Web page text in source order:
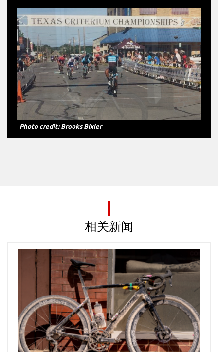
Photo credit: Brooks Bixler
相关新闻